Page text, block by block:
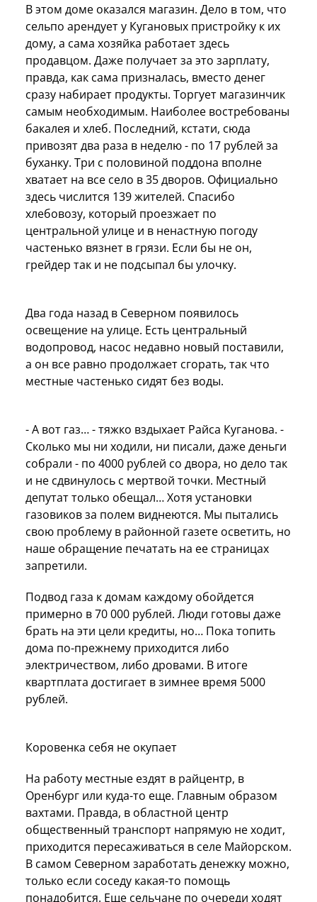
В этом доме оказался магазин. Дело в том, что
сельпо арендует у Кугановых пристройку к их
дому, а сама хозяйка работает здесь
продавцом. Даже получает за это зарплату,
правда, как сама призналась, вместо денег
сразу набирает продукты. Торгует магазинчик
самым необходимым. Наиболее востребованы
бакалея и хлеб. Последний, кстати, сюда
привозят два раза в неделю - по 17 рублей за
буханку. Три с половиной поддона вполне
хватает на все село в 35 дворов. Официально
здесь числится 139 жителей. Спасибо
хлебовозу, который проезжает по
центральной улице и в ненастную погоду
частенько вязнет в грязи. Если бы не он,
грейдер так и не подсыпал бы улочку.
Два года назад в Северном появилось
освещение на улице. Есть центральный
водопровод, насос недавно новый поставили,
а он все равно продолжает сгорать, так что
местные частенько сидят без воды.
- А вот газ… - тяжко вздыхает Райса Куганова. -
Сколько мы ни ходили, ни писали, даже деньги
собрали - по 4000 рублей со двора, но дело так
и не сдвинулось с мертвой точки. Местный
депутат только обещал… Хотя установки
газовиков за полем виднеются. Мы пытались
свою проблему в районной газете осветить, но
наше обращение печатать на ее страницах
запретили.
Подвод газа к домам каждому обойдется
примерно в 70 000 рублей. Люди готовы даже
брать на эти цели кредиты, но… Пока топить
дома по-прежнему приходится либо
электричеством, либо дровами. В итоге
квартплата достигает в зимнее время 5000
рублей.
Коровенка себя не окупает
На работу местные ездят в райцентр, в
Оренбург или куда-то еще. Главным образом
вахтами. Правда, в областной центр
общественный транспорт напрямую не ходит,
приходится пересаживаться в селе Майорском.
В самом Северном заработать денежку можно,
только если соседу какая-то помощь
понадобится. Еще сельчане по очереди ходят